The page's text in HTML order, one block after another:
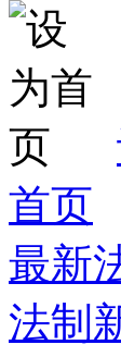
首页
最新
法制